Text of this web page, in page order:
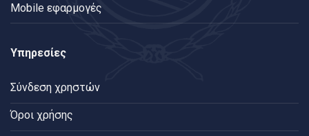
Mobile εφαρμογές
Υπηρεσίες
Σύνδεση χρηστών
Όροι χρήσης